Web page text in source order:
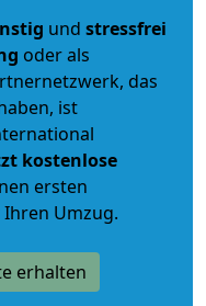
und stressfrei
oder als
das
ist
kostenlose
ersten
Umzug.
erhalten